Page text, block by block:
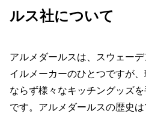
ルス社について
アルメダールスは、スウェー
イルメーカーのひとつですが
ならず様々なキッチングッズ
です。アルメダールスの歴史